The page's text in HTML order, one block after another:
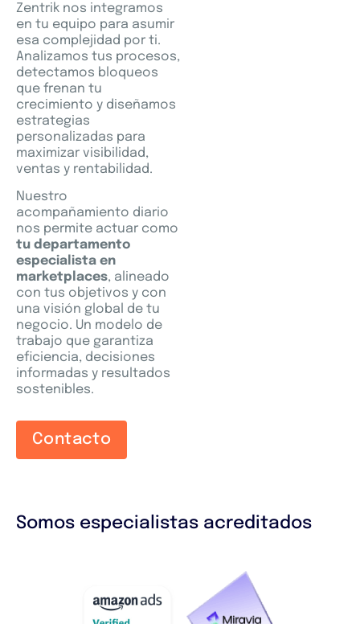
Zentrik nos integramos
en tu equipo para asumir
esa complejidad por ti.
Analizamos tus procesos,
detectamos bloqueos
que frenan tu
crecimiento y diseñamos
estrategias
personalizadas para
maximizar visibilidad,
ventas y rentabilidad.
Nuestro
acompañamiento diario
nos permite actuar como
tu departamento
especialista en
marketplaces, alineado
con tus objetivos y con
una visión global de tu
negocio. Un modelo de
trabajo que garantiza
eficiencia, decisiones
informadas y resultados
sostenibles.
Contacto
Somos especialistas acreditados